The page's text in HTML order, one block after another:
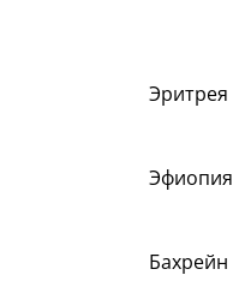
Эритрея
Эфиопия
Бахрейн